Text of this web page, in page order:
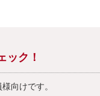
ック！
向けです。